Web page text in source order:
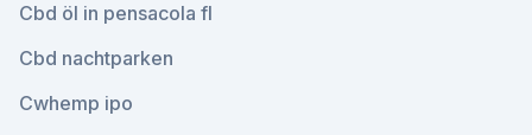
Cbd öl in pensacola fl
Cbd nachtparken
Cwhemp ipo